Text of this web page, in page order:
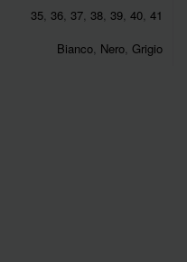
35, 36, 37, 38, 39, 40, 41
Bianco, Nero, Grigio